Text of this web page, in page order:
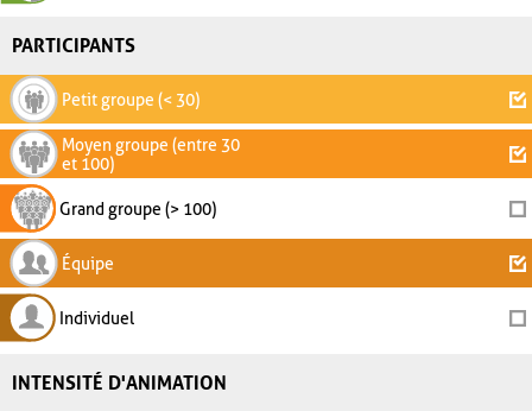
PARTICIPANTS
Petit groupe (< 30)
Moyen groupe (entre 30
et 100)
Grand groupe (> 100)
Équipe
Individuel
INTENSITÉ D'ANIMATION